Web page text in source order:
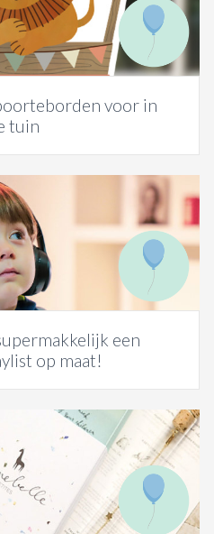
voor in
tuin
een
op maat!